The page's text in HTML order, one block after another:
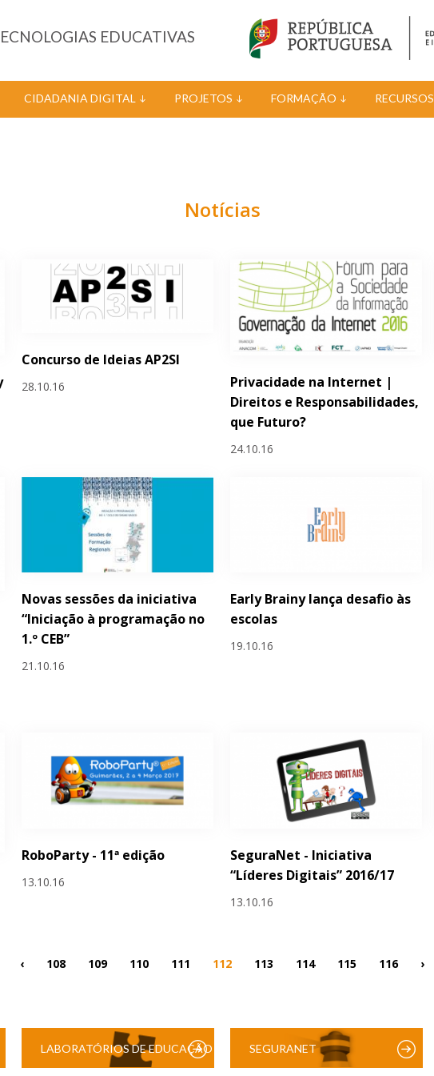
EDUCATIVAS
CIDADANIA DIGITAL PROJETOS FORMAÇÃO RECURSOS
Notícias
Concurso de Ideias AP2SI
28.10.16
Privacidade na Internet |
Direitos e Responsabilidades,
que Futuro?
24.10.16
Novas sessões da iniciativa
“Iniciação à programação no
1.º CEB”
21.10.16
Early Brainy lança desafio às
escolas
19.10.16
RoboParty - 11ª edição
13.10.16
SeguraNet - Iniciativa
“Líderes Digitais” 2016/17
13.10.16
‹ 108 109 110 111 112 113 114 115 116 ›
LABORATÓRIOS DE EDUCAÇÃO SEGURANET